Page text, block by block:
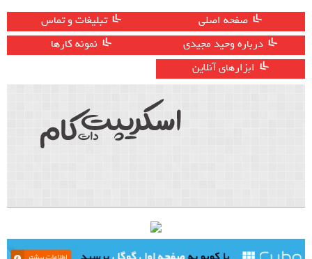
صفحه اصلی
تبلیغات و تماس
درباره وحید مجیدی
نمونه کارها
ابزارهای آنلاین